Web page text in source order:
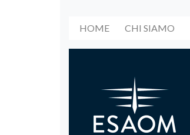
HOME CHI SIAMO